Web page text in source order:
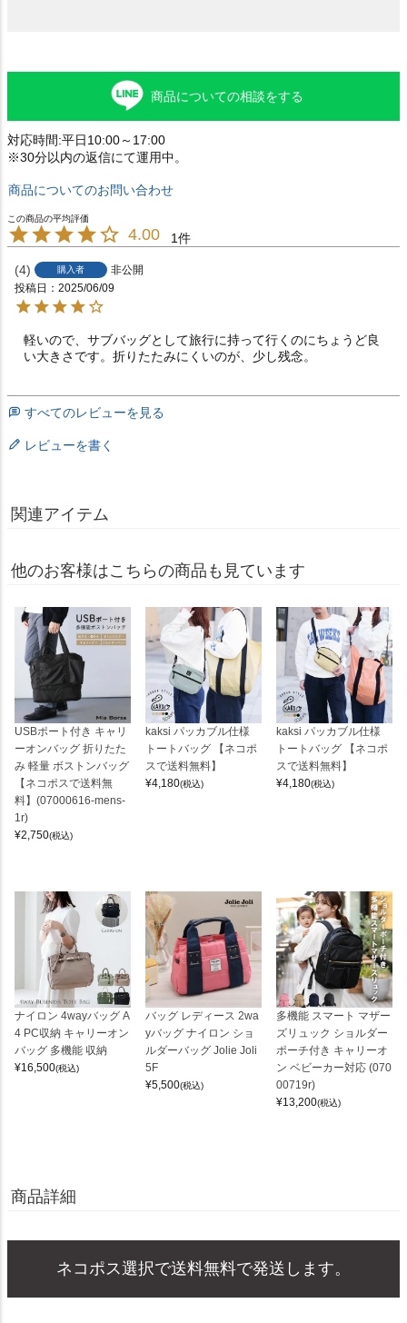
商品についての相談をする
対応時間:平日10:00～17:00
※30分以内の返信にて運用中。
商品についてのお問い合わせ
4.00 1
4 購入者
非公開
投稿日
2025/06/09
軽いので、サブバッグとして旅行に持って行くのにちょうど良
い大きさです。折りたたみにくいのが、少し残念。
すべてのレビューを見る
レビューを書く
関連アイテム
他のお客様はこちらの商品も見ています
USBポート付き キャリ
ーオンバッグ 折りたた
み 軽量 ボストンバッグ
【ネコポスで送料無
料】(07000616-mens-
1r)
¥2,750(税込)
kaksi パッカブル仕様
トートバッグ 【ネコポ
スで送料無料】
¥4,180(税込)
kaksi パッカブル仕様
トートバッグ 【ネコポ
スで送料無料】
¥4,180(税込)
ナイロン 4wayバッグ A
4 PC収納 キャリーオン
バッグ 多機能 収納
¥16,500(税込)
バッグ レディース 2wa
yバッグ ナイロン ショ
ルダーバッグ Jolie Joli
5F
¥5,500(税込)
多機能 スマート マザー
ズリュック ショルダー
ポーチ付き キャリーオ
ン ベビーカー対応 (070
00719r)
¥13,200(税込)
商品詳細
ネコポス選択で送料無料で発送します。